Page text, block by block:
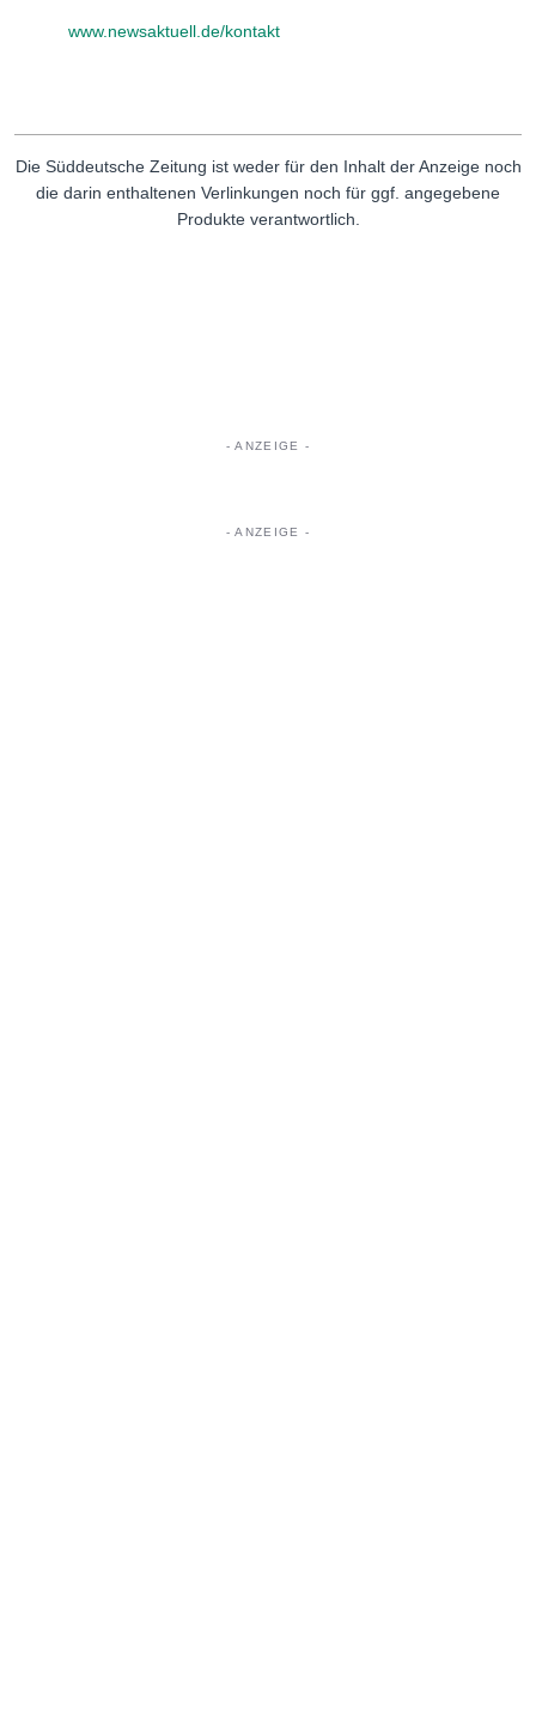
www.newsaktuell.de/kontakt
Die Süddeutsche Zeitung ist weder für den Inhalt der Anzeige noch
die darin enthaltenen Verlinkungen noch für ggf. angegebene
Produkte verantwortlich.